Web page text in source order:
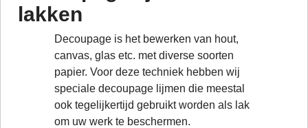
lakken
Decoupage is het bewerken van hout,
canvas, glas etc. met diverse soorten
papier. Voor deze techniek hebben wij
speciale decoupage lijmen die meestal
ook tegelijkertijd gebruikt worden als lak
om uw werk te beschermen.